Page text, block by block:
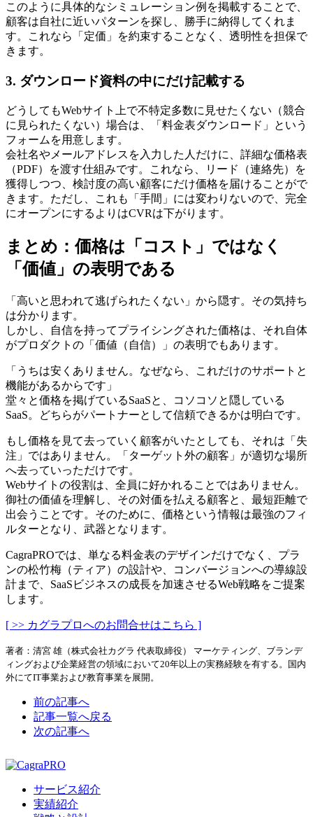
このように具体的なシミュレーション例を掲載することで、
顧客は自社に近いパターンを探し、勝手に納得してくれま
す。これなら「定価」を約束することなく、透明性を担保で
きます。
3. ダウンロード資料の中にだけ記載する
どうしてもWebサイト上で不特定多数に見せたくない（競合
に見られたくない）場合は、「料金表ダウンロード」という
フォームを用意します。
会社名やメールアドレスを入力した人だけに、詳細な価格表
（PDF）を渡す仕組みです。これなら、リード（連絡先）を
獲得しつつ、検討度の高い顧客にだけ価格を届けることがで
きます。ただし、これも「手間」には変わりないので、完全
にオープンにするよりはCVRは下がります。
まとめ：価格は「コスト」ではなく
「価値」の表明である
「高いと思われて逃げられたくない」から隠す。その気持ち
は分かります。
しかし、自信を持ってプライシングされた価格は、それ自体
がプロダクトの「価値（自信）」の表明でもあります。
「うちは安くありません。なぜなら、これだけのサポートと
機能があるからです」
堂々と価格を掲げているSaaSと、コソコソと隠している
SaaS。どちらがパートナーとして信頼できるかは明白です。
もし価格を見て去っていく顧客がいたとしても、それは「失
注」ではありません。「ターゲット外の顧客」が適切な場所
へ去っていっただけです。
Webサイトの役割は、全員に好かれることではありません。
御社の価値を理解し、その対価を払える顧客と、最短距離で
出会うことです。そのために、価格という情報は最強のフィ
ルターとなり、武器となります。
CagraPROでは、単なる料金表のデザインだけでなく、プラ
ンの松竹梅（ティア）の設計や、コンバージョンへの導線設
計まで、SaaSビジネスの成長を加速させるWeb戦略をご提案
します。
[ >> カグラプロへのお問合せはこちら ]
著者：清宮 雄（株式会社カグラ 代表取締役） マーケティング、ブランデ
ィングおよび企業経営の領域において20年以上の実務経験を有する。国内
外にてIT事業および教育事業を展開。
前の記事へ
記事一覧へ戻る
次の記事へ
サービス紹介
実績紹介